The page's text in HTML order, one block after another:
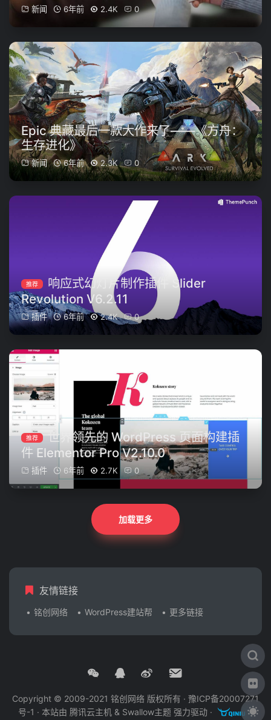
新闻 6年前 2.4K 0
Epic 典藏最后一款大作来了——《方舟：
生存进化》
新闻 6年前 2.3K 0
推荐
响应式幻灯片制作插件 Slider
Revolution V6.2.11
插件 6年前 2.4K 0
推荐
世界领先的 WordPress 页面构建插
件 Elementor Pro V2.10.0
插件 6年前 2.7K 0
加载更多
友情链接
铭创网络 WordPress建站帮 更多链接
Copyright © 2009-2021 铭创网络 版权所有 · 豫ICP备20007271
号-1 · 本站由 腾讯云主机 & Swallow主题 强力驱动 · ·